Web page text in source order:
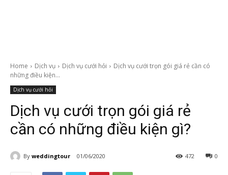
Home Dịch vụ Dịch vụ cưới hỏi
Dịch vụ cưới trọn gói giá rẻ cần có
những điều kiện...
Dịch vụ cưới hỏi
Dịch vụ cưới trọn gói giá rẻ
cần có những điều kiện gì?
By weddingtour 01/06/2020 0
472